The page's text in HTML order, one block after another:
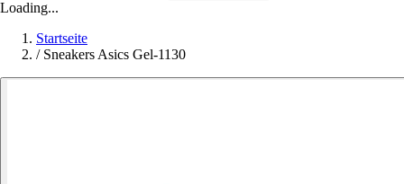
Loading...
Startseite
/ Sneakers Asics Gel-1130